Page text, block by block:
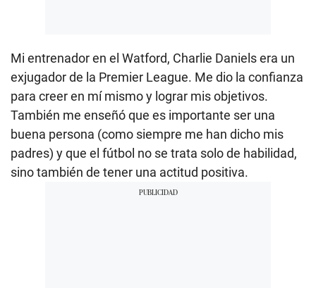
Mi entrenador en el Watford, Charlie Daniels era un
exjugador de la Premier League. Me dio la confianza
para creer en mí mismo y lograr mis objetivos.
También me enseñó que es importante ser una
buena persona (como siempre me han dicho mis
padres) y que el fútbol no se trata solo de habilidad,
sino también de tener una actitud positiva.